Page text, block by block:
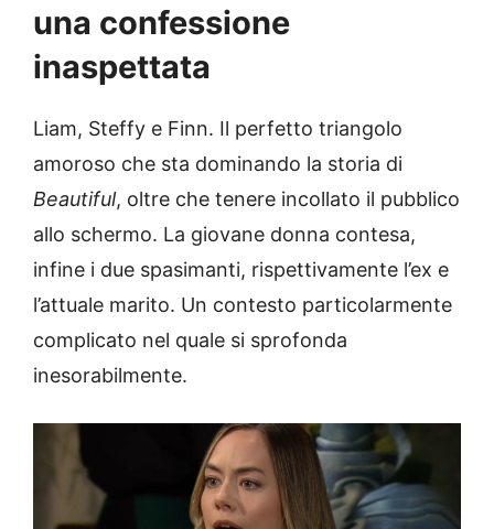
una confessione
inaspettata
Liam, Steffy e Finn. Il perfetto triangolo
amoroso che sta dominando la storia di
Beautiful, oltre che tenere incollato il pubblico
allo schermo. La giovane donna contesa,
infine i due spasimanti, rispettivamente l’ex e
l’attuale marito. Un contesto particolarmente
complicato nel quale si sprofonda
inesorabilmente.